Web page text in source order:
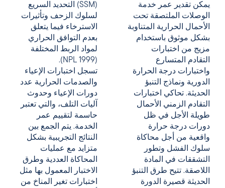
يمكن تقدير عمر خدمة
الوصلات الملتصقة تحت
الأحمال الحرارية المتناوبة
بشكل موثوق باستخدام
مزيج من اختبارات
التقادم المتسارع
واختبارات درجة الحرارة
الدورية ونماذج التنبؤ
الحديثة. تحاكي اختبارات
التقادم الزمني الأحمال
طويلة الأجل في ظل
دورات درجة حرارة
واقعية من أجل محاكاة
سلوك الفشل وتطور
التشققات في المادة
اللاصقة. تتيح طرق التنبؤ
الحديثة قصيرة الدورة
(SSM) التحديد السريع
لسلوك الزحف وتأثيرات
الاسترخاء فيما يتعلق
بعدم التوافق الحراري
لمواد الربط المختلفة
(NPL 1999).
تسجل اختبارات الإعياء
والصدمات الحرارية عدد
دورات الإعياء وحدوث
آليات التلف، والتي تعتبر
حاسمة لتقييم عمر
الخدمة. يتم الجمع بين
النتائج التجريبية بشكل
متزايد مع عمليات
المحاكاة العددية وطرق
الاختبار المعمول بها مثل
اختبارات تغير المناخ من